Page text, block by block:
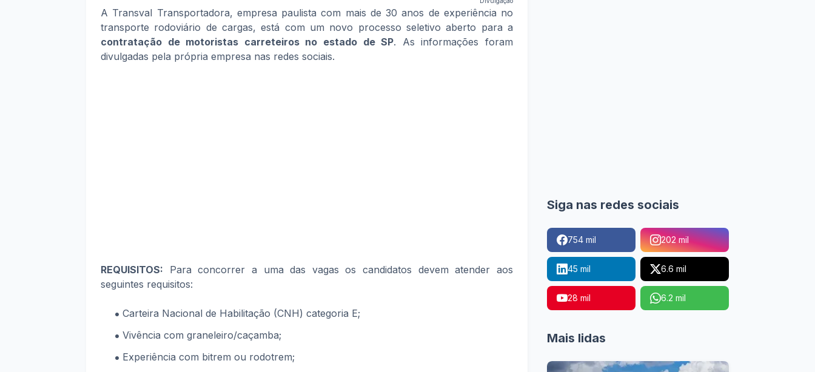
A Transval Transportadora, empresa paulista com mais de 30 anos de experiência no
transporte rodoviário de cargas, está com um novo processo seletivo aberto para a
contratação de motoristas carreteiros no estado de SP. As informações foram
divulgadas pela própria empresa nas redes sociais.
REQUISITOS: Para concorrer a uma das vagas os candidatos devem atender aos
seguintes requisitos:
Carteira Nacional de Habilitação (CNH) categoria E;
Vivência com graneleiro/caçamba;
Experiência com bitrem ou rodotrem;
Siga nas redes sociais
754 mil 202 mil
45 mil 6.6 mil
28 mil 6.2 mil
Mais lidas